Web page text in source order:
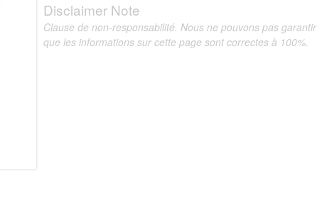
Disclaimer Note
Clause de non-responsabilité. Nous ne pouvons pas garantir
que les informations sur cette page sont correctes à 100%.